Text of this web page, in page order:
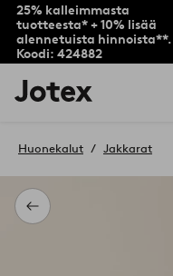
25% kalleimmasta
tuotteesta* + 10% lisää
alennetuista hinnoista**.
Koodi: 424882
Jotex-
logo
aloitussivulle
Takaisin
Huonekalut Jakkarat